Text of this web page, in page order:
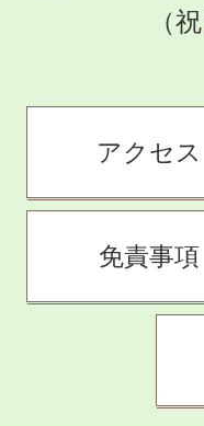
（
アクセス
免責事項